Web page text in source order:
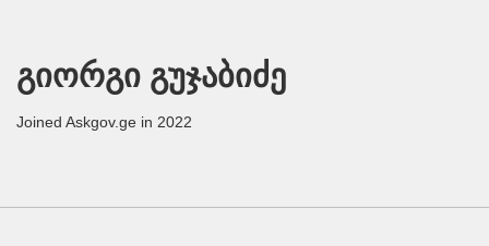
გიორგი გუჯაბიძე
Joined Askgov.ge in 2022